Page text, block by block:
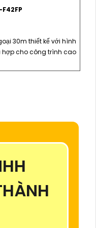
30m thiết kế với hình
hợp cho công trình cao